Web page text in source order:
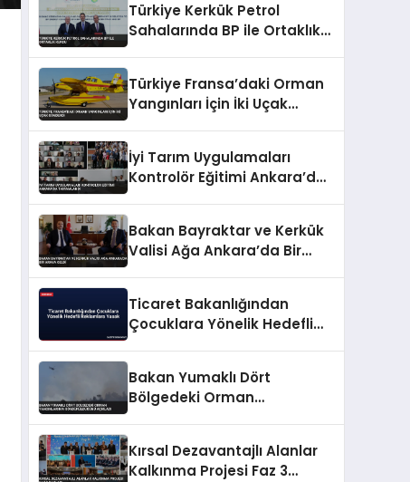
Türkiye Kerkük Petrol
Sahalarında BP ile Ortaklık
Türkiye Fransa’daki Orman
Yangınları İçin İki Uçak
İyi Tarım Uygulamaları
Kontrolör Eğitimi Ankara’da
Bakan Bayraktar ve Kerkük
Valisi Ağa Ankara’da Bir
Ticaret Bakanlığından
Çocuklara Yönelik Hedefli
Bakan Yumaklı Dört
Bölgedeki Orman
Kırsal Dezavantajlı Alanlar
Kalkınma Projesi Faz 3